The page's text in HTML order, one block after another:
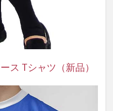
ス Tシャツ（新品）